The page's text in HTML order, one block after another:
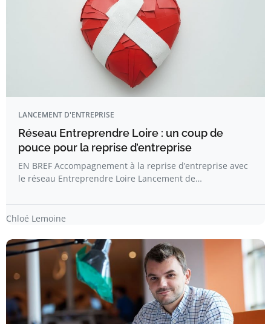
LANCEMENT D'ENTREPRISE
Réseau Entreprendre Loire : un coup de
pouce pour la reprise d’entreprise
EN BREF Accompagnement à la reprise d’entreprise avec
le réseau Entreprendre Loire Lancement de…
Chloé Lemoine